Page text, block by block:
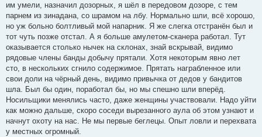
им умели, назначил дозорных, я шёл в передовом дозоре, с тем
парнем из зинадана, со шрамом на лбу. Нормально шли, всё хорошо,
но уж больно болтливый мой напарник. Я же слегка отстранён был и
тот чуть позже отстал. А я больше амулетом-сканера работал. Тут
оказывается столько нычек на склонах, знай вскрывай, видимо
рядовые члены банды добычу прятали. Хотя некоторым явно лет
сто, в нескольких сгнило содержимое. Прятать награбленное или
свои доли на чёрный день, видимо привычка от дедов у бандитов
шла. Был бы один, поработал бы, но мы спешно шли вперёд.
Носильщики менялись часто, даже женщины участвовали. Надо уйти
как можно дальше, скоро соседи вырезанного аула об этом узнают и
начнут охоту на нас. Не мы первые беглецы. Опыт ловли и перехвата
у местных огромный.